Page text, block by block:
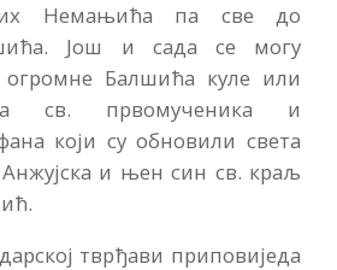
Немањића па све до
Још и сада се могу
огромне Балшића куле или
св. првомученика и
који су обновили света
и њен син св. краљ
тврђави приповиједа